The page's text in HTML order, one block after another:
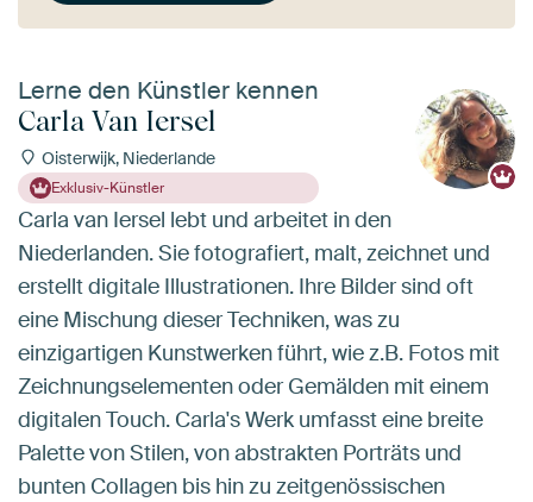
Lerne den Künstler kennen
Carla Van Iersel
Oisterwijk, Niederlande
Exklusiv-Künstler
Carla van Iersel lebt und arbeitet in den
Niederlanden. Sie fotografiert, malt, zeichnet und
erstellt digitale Illustrationen. Ihre Bilder sind oft
eine Mischung dieser Techniken, was zu
einzigartigen Kunstwerken führt, wie z.B. Fotos mit
Zeichnungselementen oder Gemälden mit einem
digitalen Touch. Carla's Werk umfasst eine breite
Palette von Stilen, von abstrakten Porträts und
bunten Collagen bis hin zu zeitgenössischen